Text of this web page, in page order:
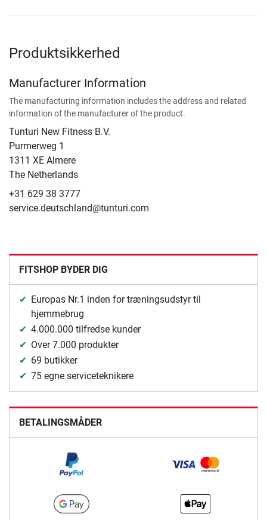
Produktsikkerhed
Manufacturer Information
The manufacturing information includes the address and related
information of the manufacturer of the product.
Tunturi New Fitness B.V.
​Purmerweg 1
1311 XE Almere
The Netherlands
+31 629 38 3777
service.deutschland@tunturi.com
FITSHOP BYDER DIG
Europas Nr.1 inden for træningsudstyr til
hjemmebrug
4.000.000 tilfredse kunder
Over 7.000 produkter
69 butikker
75 egne serviceteknikere
BETALINGSMÅDER